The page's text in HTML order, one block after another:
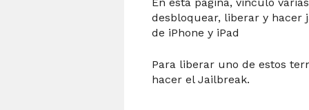
desbloquear, liberar y hacer
de iPhone y iPad
Para liberar uno de estos
hacer el Jailbreak.